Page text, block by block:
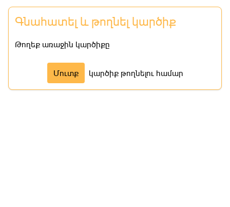
Գնահատել և թողնել կարծիք
Թողեք առաջին կարծիքը
Մուտք կարծիք թողնելու համար